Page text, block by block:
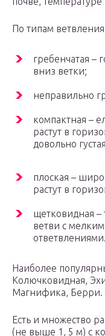
По типам
гребенчатая –
вниз ветки;
неправильно
компактная –
растут в
довольно
плоская –
растут в
щетковидная –
ветви с
ответвлениями.
Наиболее
Колючковидная,
Магнифика, Берри.
Есть и множество
(не выше 1, 5 м) с